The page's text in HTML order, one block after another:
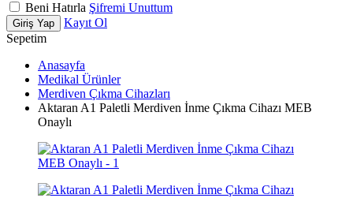
Beni Hatırla Şifremi Unuttum
Giriş Yap
Kayıt Ol
Sepetim
Anasayfa
Medikal Ürünler
Merdiven Çıkma Cihazları
Aktaran A1 Paletli Merdiven İnme Çıkma Cihazı MEB
Onaylı